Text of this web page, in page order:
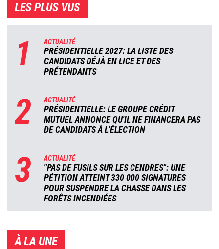
LES PLUS VUS
1 ACTUALITÉ
PRÉSIDENTIELLE 2027: LA LISTE DES
CANDIDATS DÉJÀ EN LICE ET DES
PRÉTENDANTS
2 ACTUALITÉ
PRÉSIDENTIELLE: LE GROUPE CRÉDIT
MUTUEL ANNONCE QU'IL NE FINANCERA PAS
DE CANDIDATS À L'ÉLECTION
3 ACTUALITÉ
"PAS DE FUSILS SUR LES CENDRES": UNE
PÉTITION ATTEINT 330 000 SIGNATURES
POUR SUSPENDRE LA CHASSE DANS LES
FORÊTS INCENDIÉES
À LA UNE